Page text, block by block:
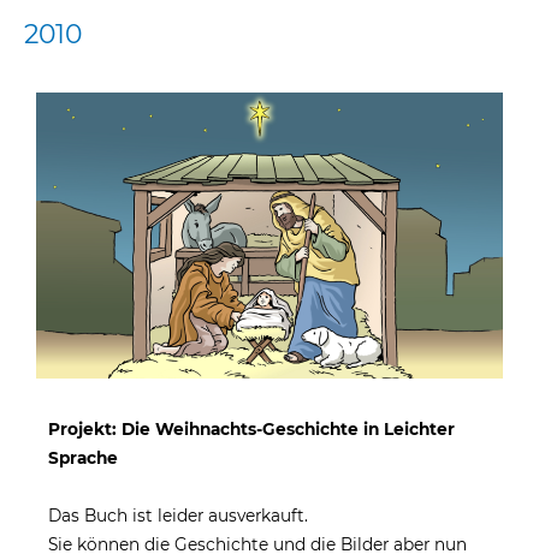
2010
Projekt: Die Weihnachts-Geschichte in Leichter
Sprache
Das Buch ist leider ausverkauft.
Sie können die Geschichte und die Bilder aber nun